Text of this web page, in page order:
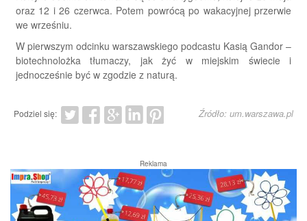
oraz 12 i 26 czerwca. Potem powrócą po wakacyjnej przerwie
we wrześniu.
W pierwszym odcinku warszawskiego podcastu Kasią Gandor –
biotechnolożka tłumaczy, jak żyć w miejskim świecie i
jednocześnie być w zgodzie z naturą.
Podziel się: Źródło: um.warszawa.pl
Reklama